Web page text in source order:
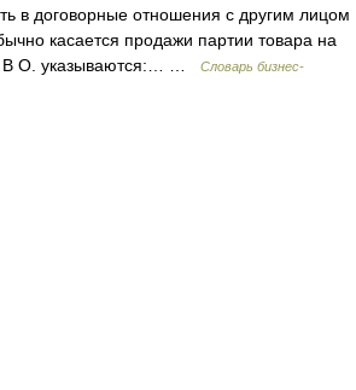
в договорные отношения с другим лицом
касается продажи партии товара на
В О. указываются:… …
Словарь бизнес-